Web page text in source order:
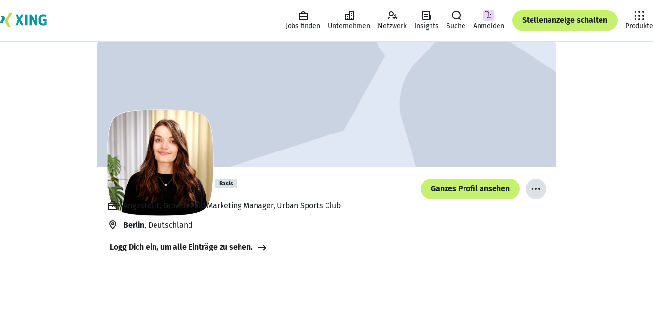
Jobs finden Unternehmen Netzwerk Insights Suche Anmelden
Stellenanzeige schalten
Produkte
Rhianna Goacher Basis
Ganzes Profil ansehen
Angestellt, Growth Paid Marketing Manager, Urban Sports Club
Berlin, Deutschland
Logg Dich ein, um alle Einträge zu sehen.